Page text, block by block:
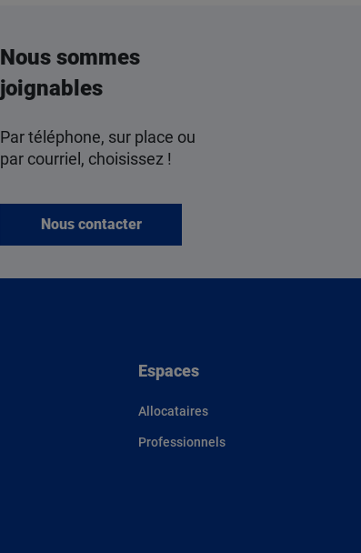
Nous sommes
joignables
Par téléphone, sur place ou
par courriel, choisissez !
Nous contacter
Espaces
Allocataires
Professionnels